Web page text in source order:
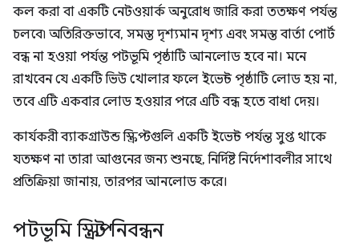
কল করা বা একটি নেটওয়ার্ক অনুরোধ জারি করা ততক্ষণ পর্যন্ত
চলবে৷ অতিরিক্তভাবে, সমস্ত দৃশ্যমান দৃশ্য এবং সমস্ত বার্তা পোর্ট
বন্ধ না হওয়া পর্যন্ত পটভূমি পৃষ্ঠাটি আনলোড হবে না। মনে
রাখবেন যে একটি ভিউ খোলার ফলে ইভেন্ট পৃষ্ঠাটি লোড হয় না,
তবে এটি একবার লোড হওয়ার পরে এটি বন্ধ হতে বাধা দেয়।
কার্যকরী ব্যাকগ্রাউন্ড স্ক্রিপ্টগুলি একটি ইভেন্ট পর্যন্ত সুপ্ত থাকে
যতক্ষণ না তারা আগুনের জন্য শুনছে, নির্দিষ্ট নির্দেশাবলীর সাথে
প্রতিক্রিয়া জানায়, তারপর আনলোড করে।
পটভূমি স্ক্রিপ্ট নিবন্ধন